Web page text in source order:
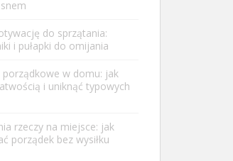
do sprzątania:
i pułapki do omijania
porządkowe w domu: jak
i uniknąć typowych
rzeczy na miejsce: jak
porządek bez wysiłku